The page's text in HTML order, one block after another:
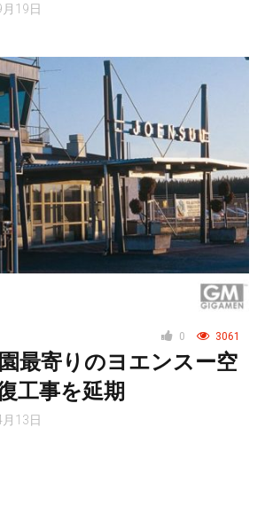
19日
0 3061
最寄りのヨエンスー空
工事を延期
13日